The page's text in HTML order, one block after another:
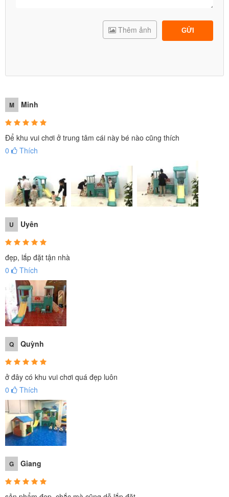
GỬI
Thêm ảnh
M Minh
Để khu vui chơi ở trung tâm cái này bé nào cũng thích
0
Thích
U Uyên
đẹp, lắp đặt tận nhà
0
Thích
Q Quỳnh
ở đây có khu vui chơi quá đẹp luôn
0
Thích
G Giang